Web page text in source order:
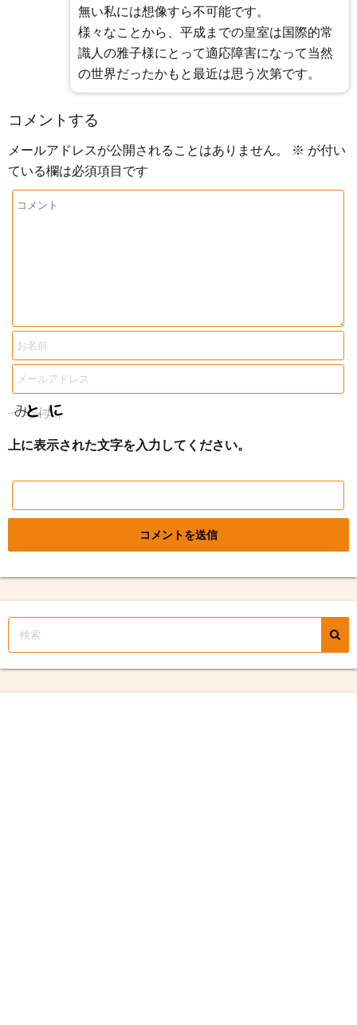
無い私には想像すら不可能です。
様々なことから、平成までの皇室は国際的常
識人の雅子様にとって適応障害になって当然
の世界だったかもと最近は思う次第です。
コメントする
メールアドレスが公開されることはありません。 ※ が付い
ている欄は必須項目です
上に表示された文字を入力してください。